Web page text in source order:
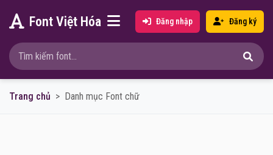
Font Việt Hóa Đăng nhập Đăng ký
Trang chủ Danh mục Font chữ